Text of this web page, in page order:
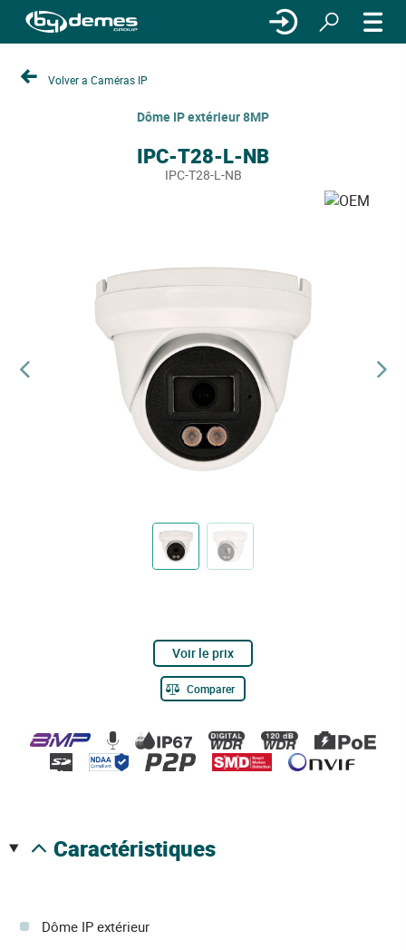
Volver a Caméras IP
Dôme IP extérieur 8MP
IPC-T28-L-NB
IPC-T28-L-NB
Voir le prix
Comparer
caractéristiques
Dôme IP extérieur